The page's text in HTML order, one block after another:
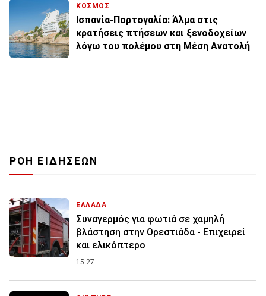
ΚΟΣΜΟΣ
Ισπανία-Πορτογαλία: Άλμα στις
κρατήσεις πτήσεων και ξενοδοχείων
λόγω του πολέμου στη Μέση Ανατολή
ΡΟΗ ΕΙΔΗΣΕΩΝ
ΕΛΛΑΔΑ
Συναγερμός για φωτιά σε χαμηλή
βλάστηση στην Ορεστιάδα - Επιχειρεί
και ελικόπτερο
15:27